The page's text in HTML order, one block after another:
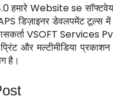
हमारे Website se
डिज़ाइनर डेवलपमेंट टूल्स में
VSOFT Services
और मल्टीमीडिया
है।